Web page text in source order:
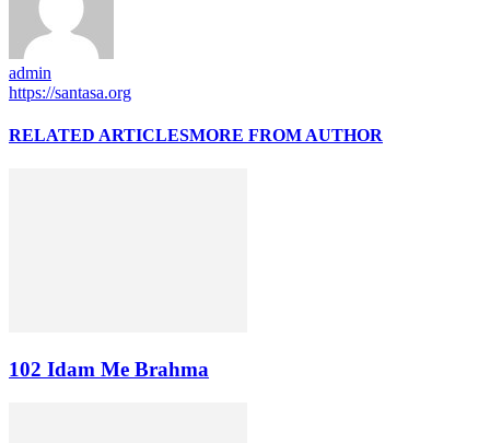
admin
https://santasa.org
RELATED ARTICLESMORE FROM AUTHOR
102 Idam Me Brahma